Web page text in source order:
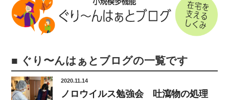
■ ぐり〜んはぁとブログの一覧です
2020.11.14
ノロウイルス勉強会 吐瀉物の処理